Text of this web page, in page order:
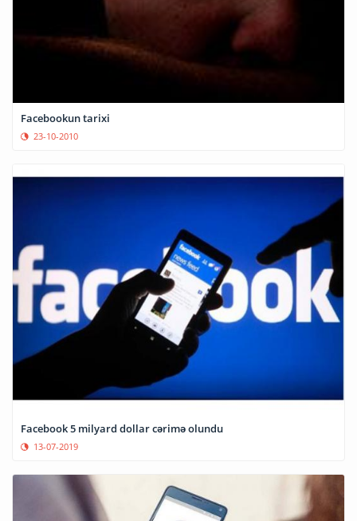
Facebookun tarixi
23-10-2010
Facebook 5 milyard dollar cərimə olundu
13-07-2019